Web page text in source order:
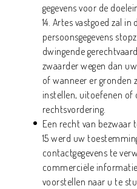
gegevens voor de
14. Artes vastgoed zal
persoonsgegevens
dwingende
zwaarder wegen dan
of wanneer er gronden
instellen, uitoefenen of
rechtsvordering.
Een recht van bezwaar
15 werd uw
contactgegevens te
commerciële
voorstellen naar u te